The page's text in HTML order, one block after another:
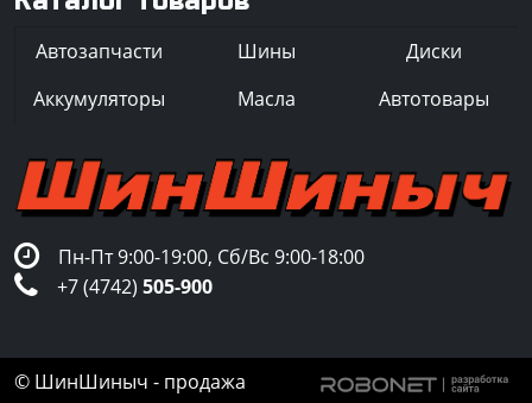
Автозапчасти Шины
Диски
Аккумуляторы
Масла Автотовары
Пн-Пт 9:00-19:00, Сб/Вс 9:00-18:00
+7 (4742) 505-900
© ШинШиныч - продажа